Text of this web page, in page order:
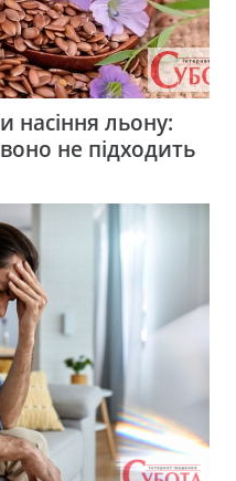
насіння льону:
не підходить